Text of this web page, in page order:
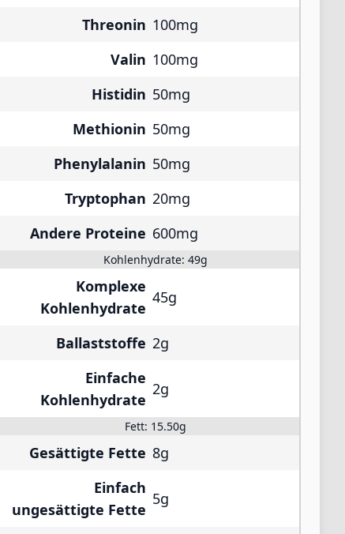
Threonin 100mg
Valin 100mg
Histidin 50mg
Methionin 50mg
Phenylalanin 50mg
Tryptophan 20mg
Andere Proteine 600mg
Kohlenhydrate: 49g
Komplexe
Kohlenhydrate
45g
Ballaststoffe 2g
Einfache
Kohlenhydrate
2g
Fett: 15.50g
Gesättigte Fette 8g
Einfach
ungesättigte Fette
5g